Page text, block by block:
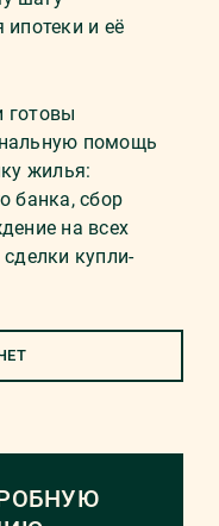
и её
готовы
помощь
жилья:
банка, сбор
на всех
купли-